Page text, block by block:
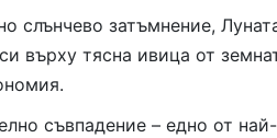
слънчево затъмнение,
върху тясна ивица от
съвпадение – едно от